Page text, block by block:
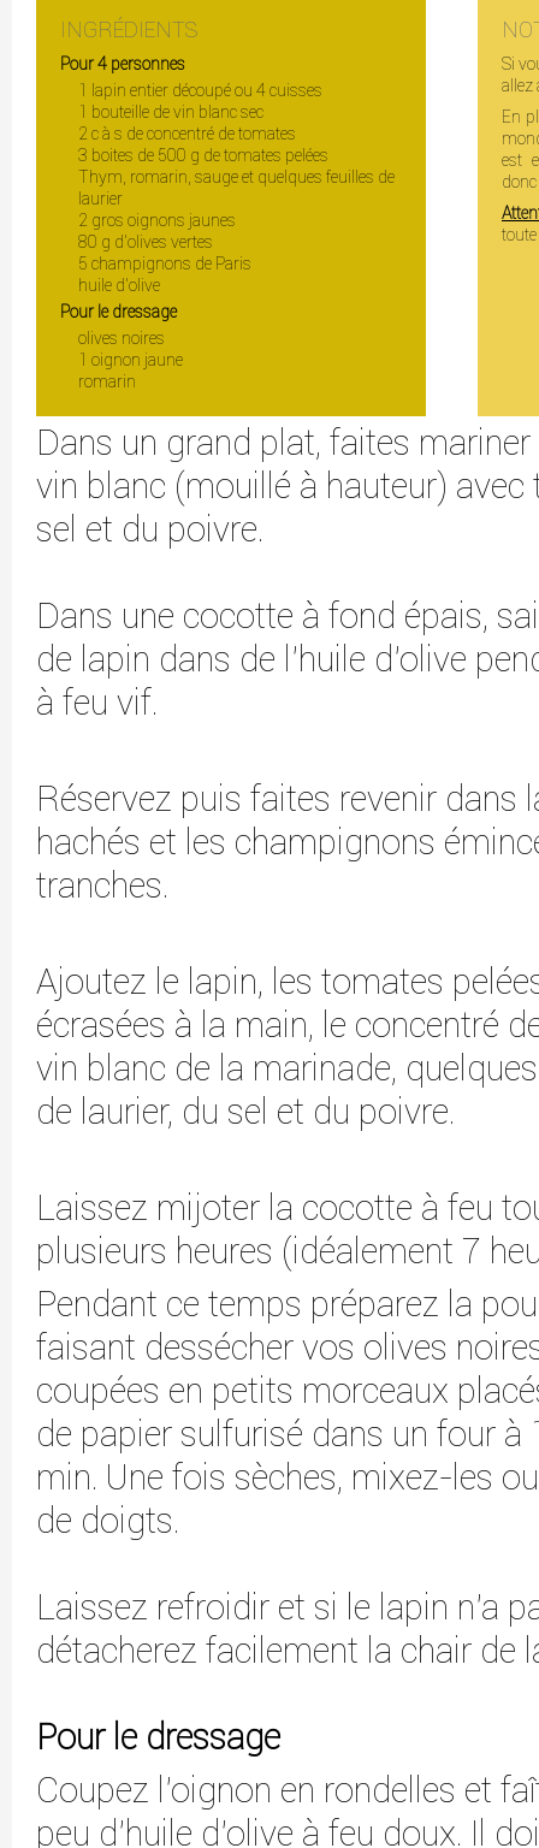
INGRÉDIENTS
Pour 4 personnes
1 lapin entier découpé ou 4 cuisses
1 bouteille de vin blanc sec
2 c à s de concentré de tomates
3 boites de 500 g de tomates pelées
Thym, romarin, sauge et quelques feuilles de
laurier
2 gros oignons jaunes
80 g d’olives vertes
5 champignons de Paris
huile d’olive
Pour le dressage
olives noires
1 oignon jaune
romarin
Si
allez
En
est
Dans un grand plat, faites
vin blanc (mouillé à hauteur) avec
sel et du poivre.
Dans une cocotte à fond épais,
de lapin dans de l’huile d’olive
à feu vif.
Réservez puis faites revenir dans
hachés et les champignons
tranches.
Ajoutez le lapin, les tomates
écrasées à la main, le concentré
vin blanc de la marinade,
de laurier, du sel et du poivre.
Laissez mijoter la cocotte à feu
plusieurs heures (idéalement 7
Pendant ce temps préparez la
faisant dessécher vos olives
coupées en petits morceaux
de papier sulfurisé dans un four à
min. Une fois sèches, mixez-les
de doigts.
Laissez refroidir et si le lapin n’a
détacherez facilement la chair de
Pour le dressage
Coupez l'oignon en rondelles et
peu d'huile d'olive à feu doux. Il